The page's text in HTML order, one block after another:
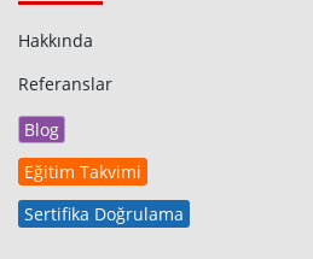
Hakkında
Referanslar
Blog
Eğitim Takvimi
Sertifika Doğrulama